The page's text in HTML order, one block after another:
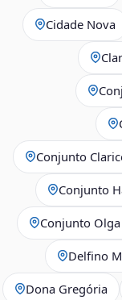
Cidade Nova
Conjunto
Conjunto
Conjunto
Delfino
Dona Gregória